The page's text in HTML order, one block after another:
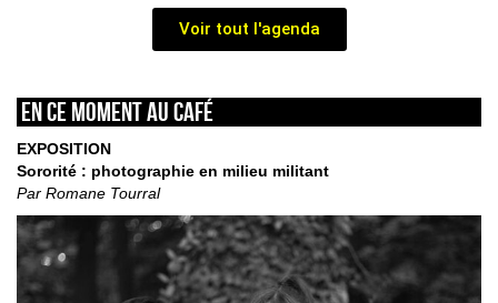
Voir tout l'agenda
En ce moment au café
EXPOSITION
Sororité : photographie en milieu militant
Par Romane Tourral